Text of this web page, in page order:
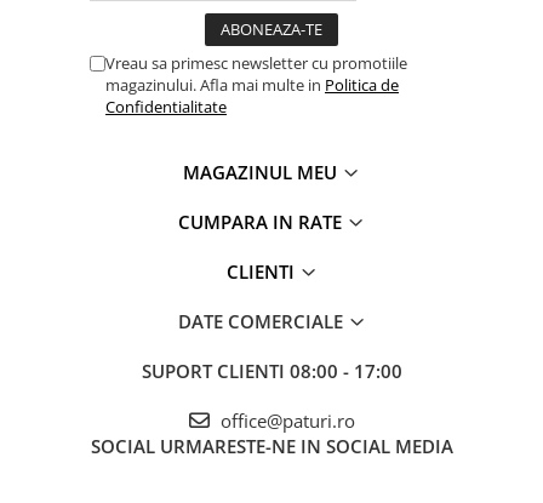
Vreau sa primesc newsletter cu promotiile
magazinului. Afla mai multe in Politica de
Confidentialitate
MAGAZINUL MEU
CUMPARA IN RATE
CLIENTI
DATE COMERCIALE
SUPORT CLIENTI 08:00 - 17:00
office@paturi.ro
SOCIAL URMARESTE-NE IN SOCIAL MEDIA